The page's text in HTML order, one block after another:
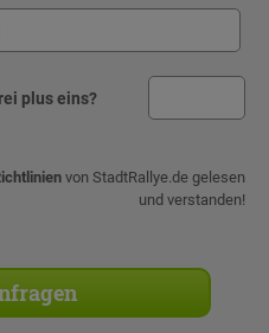
plus eins?
von StadtRallye.de gelesen
und verstanden!